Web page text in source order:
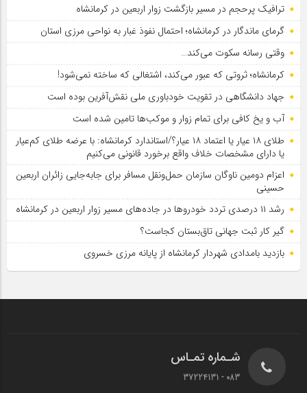
ترافیک پرحجم در مسیر بازگشت زوار اربعین در کرمانشاه
گرمای ماندگار در کرمانشاه؛ احتمال نفوذ غبار به نواحی مرزی استان
وقتی رسانه سکوت می‌کند…
کرمانشاه؛ ثروتی که عبور می‌کند، اشتغالی که ساخته نمی‌شود!
جهاد دانشگاهی در تقویت خودباوری ملی نقش‌آفرین بوده است
آب و یخ کافی برای تمام زوار و موکب‌ها تامین شده است
طلای ۱۸ عیار یا اعتماد ۱۸ عیار؟/استاندارد کرمانشاه: با عرضه طلای کم‌عیار
یا دارای مشخصات خلاف واقع برخورد قانونی می‌کنیم
اعزام دومین ناوگان سازمان حمل‌ونقل مسافر برای جابه‌جایی زائران اربعین
حسینی
رشد ۱۱ درصدی تردد خودروها در جاده‌های مسیر زوار اربعین در کرمانشاه
گیر کار ثبت جهانی تاق‌بستان کجاست؟
بازدید بامدادی شهردار کرمانشاه از پایانه مرزی خسروی
شـماره تمـاس
083 - 37224131